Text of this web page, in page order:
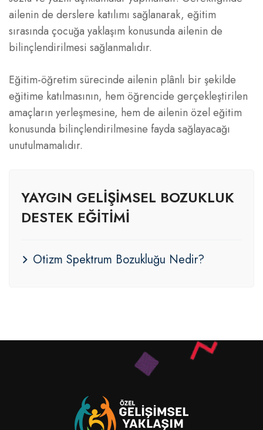
ailenin de derslere katılımı sağlanarak, eğitim
sırasında çocuğa yaklaşım konusunda ailenin de
bilinçlendirilmesi sağlanmalıdır.
Eğitim-öğretim sürecinde ailenin plânlı bir şekilde
eğitime katılmasının, hem öğrencide gerçekleştirilen
amaçların yerleşmesine, hem de ailenin özel eğitim
konusunda bilinçlendirilmesine fayda sağlayacağı
unutulmamalıdır.
YAYGIN GELIŞIMSEL BOZUKLUK
DESTEK EĞITIMI
Otizm Spektrum Bozukluğu Nedir?